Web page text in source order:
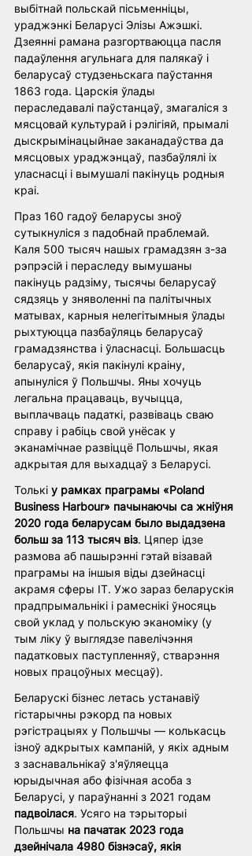
выбітнай польскай пісьменніцы,
ураджэнкі Беларусі Элізы Ажэшкі.
Дзеянні рамана разгортваюцца пасля
падаўлення агульнага для палякаў і
беларусаў студзеньскага паўстання
1863 года. Царскія ўлады
пераследавалі паўстанцаў, змагаліся з
мясцовай культурай і рэлігіяй, прымалі
дыскрымінацыйнае заканадаўства да
мясцовых ураджэнцаў, пазбаўлялі іх
уласнасці і вымушалі пакінуць родныя
краі.
Праз 160 гадоў беларусы зноў
сутыкнуліся з падобнай праблемай.
Каля 500 тысяч нашых грамадзян з-за
рэпрэсій і пераследу вымушаны
пакінуць радзіму, тысячы беларусаў
сядзяць у зняволенні па палітычных
матывах, карныя нелегітымныя ўлады
рыхтуюцца пазбаўляць беларусаў
грамадзянства і ўласнасці. Большасць
беларусаў, якія пакінулі краіну,
апынуліся ў Польшчы. Яны хочуць
легальна працаваць, вучыцца,
выплачваць падаткі, развіваць сваю
справу і рабіць свой унёсак у
эканамічнае развіццё Польшчы, якая
адкрытая для выхадцаў з Беларусі.
Толькі у рамках праграмы «Poland
Business Harbour» пачынаючы са жніўня
2020 года беларусам было выдадзена
больш за 113 тысяч віз. Цяпер ідзе
размова аб пашырэнні гэтай візавай
праграмы на іншыя віды дзейнасці
акрамя сферы IT. Ужо зараз беларускія
прадпрымальнікі і рамеснікі ўносяць
свой уклад у польскую эканоміку (у
тым ліку ў выглядзе павелічэння
падатковых паступленняў, стварэння
новых працоўных месцаў).
Беларускі бізнес летась устанавіў
гістарычны рэкорд па новых
рэгістрацыях у Польшчы — колькасць
ізноў адкрытых кампаній, у якіх адным
з заснавальнікаў з'яўляецца
юрыдычная або фізічная асоба з
Беларусі, у параўнанні з 2021 годам
падвоілася. Усяго на тэрыторыі
Польшчы на пачатак 2023 года
дзейнічала 4980 бізнэсаў, якія